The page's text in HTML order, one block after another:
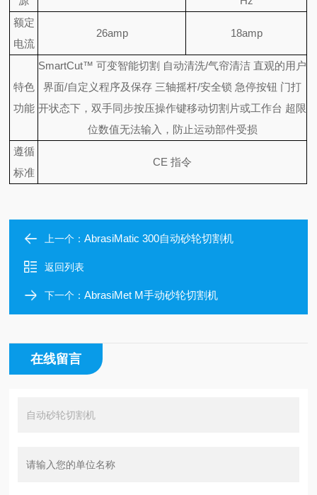
额定
电流
26amp 18amp
特色
功能
SmartCut™ 可变智能切割 自动清洗/气帘清洁 直观的用户
界面/自定义程序及保存 三轴摇杆/安全锁 急停按钮 门打
开状态下，双手同步按压操作键移动切割片或工作台 超限
位数值无法输入，防止运动部件受损
遵循
标准
CE 指令
上一个：AbrasiMatic 300自动砂轮切割机
返回列表
下一个：AbrasiMet M手动砂轮切割机
在线留言